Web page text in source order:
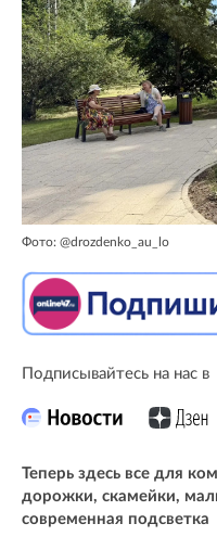
Фото: @drozdenko_au_lo
Подписывайтесь на нас в
Теперь здесь все для
дорожки, скамейки,
современная подсветка